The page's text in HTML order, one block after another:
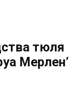
тюля
Мерлен’